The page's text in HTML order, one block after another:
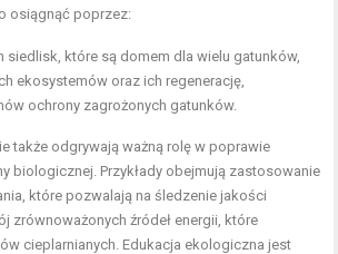
osiągnąć poprzez:
siedlisk, które są domem dla wielu gatunków,
ekosystemów oraz ich regenerację,
ochrony zagrożonych gatunków.
także odgrywają ważną rolę w poprawie
biologicznej. Przykłady obejmują zastosowanie
które pozwalają na śledzenie jakości
zrównoważonych źródeł energii, które
cieplarnianych. Edukacja ekologiczna jest